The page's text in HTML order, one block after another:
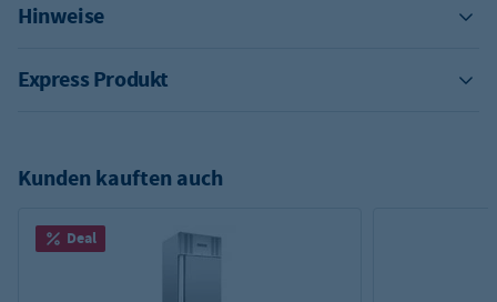
Hinweise
Express Produkt
Kunden kauften auch
Deal